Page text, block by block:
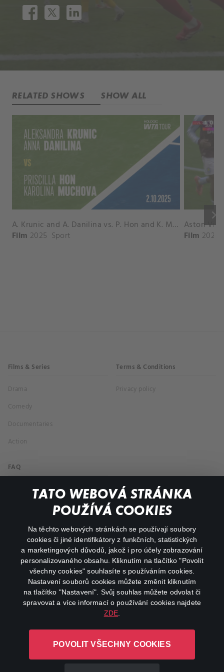
TATO WEBOVÁ STRÁNKA
POUŽÍVÁ COOKIES
Na těchto webových stránkách se používají soubory
cookies či jiné identifikátory z funkčních, statistických
a marketingových důvodů, jakož i pro účely zobrazování
personalizovaného obsahu. Kliknutím na tlačítko "Povolit
všechny cookies" souhlasíte s používáním cookies.
Nastavení souborů cookies můžete změnit kliknutím
na tlačítko "Nastavení". Svůj souhlas můžete odvolat či
spravovat a více informací o používání cookies najdete
ZDE
POVOLIT VŠECHNY COOKIES
RELATED SHOWS SHOW ALL
keyboard_arrow_right
A. Krunic and A. Danilina vs. P. Hon and K. Muchova Match Highlights - BEIJING_Capital Group Diamond ( October 02, 2025)
Film 2025 Sport Film 2026
Films & Series
Drama
Comedy
Documentaries
Action
Terms & Conditions
Privacy policy
FAQ
My profile
facebookinstagram
youtube
L-1246 Luxembourg R.C.S.